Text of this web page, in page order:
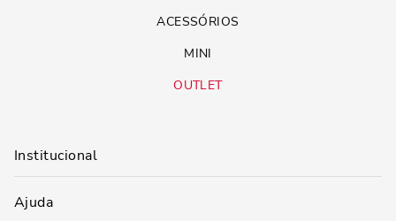
ACESSÓRIOS
MINI
OUTLET
Institucional
Ajuda